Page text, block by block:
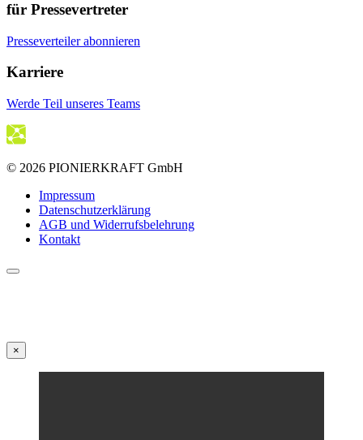
für Pressevertreter
Presseverteiler abonnieren
Karriere
Werde Teil unseres Teams
© 2026 PIONIERKRAFT GmbH
Impressum
Datenschutzerklärung
AGB und Widerrufsbelehrung
Kontakt
×